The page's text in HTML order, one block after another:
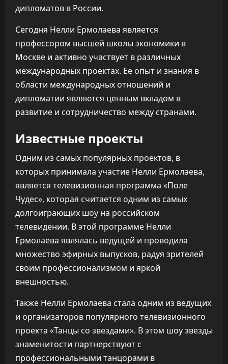
дипломатов в России.
Сегодня Нелли Ермолаева является
профессором высшей школы экономики в
Москве и активно участвует в различных
международных проектах. Ее опыт и знания в
области международных отношений и
дипломатии являются ценным вкладом в
развитие и сотрудничество между странами.
Известные проекты
Одним из самых популярных проектов, в
которых принимала участие Нелли Ермолаева,
является телевизионная программа «Поле
Чудес», которая считается одним из самых
долгоиграющих шоу на российском
телевидении. В этой программе Нелли
Ермолаева являлась ведущей и проводила
множество эфирных выпусков, радуя зрителей
своим профессионализмом и яркой
внешностью.
Также Нелли Ермолаева стала одним из ведущих
и организаторов популярного телевизионного
проекта «Танцы со звездами». В этом шоу звезды
знаменитости партнерствуют с
профессиональными танцорами в